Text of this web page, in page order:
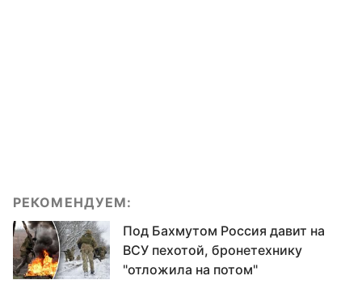
РЕКОМЕНДУЕМ:
Под Бахмутом Россия давит на
ВСУ пехотой, бронетехнику
"отложила на потом"